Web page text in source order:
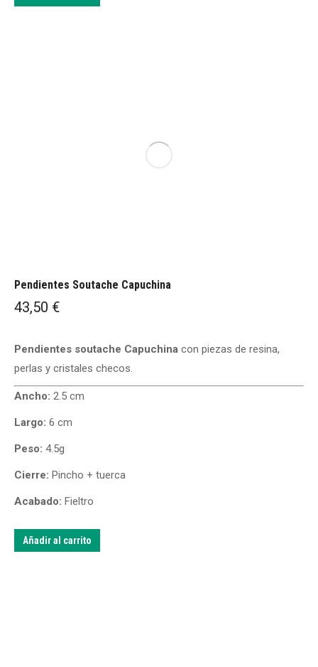
Pendientes Soutache Capuchina
43,50 €
Pendientes soutache Capuchina con piezas de resina,
perlas y cristales checos.
Ancho: 2.5 cm
Largo: 6 cm
Peso: 4.5g
Cierre: Pincho + tuerca
Acabado: Fieltro
Añadir al carrito